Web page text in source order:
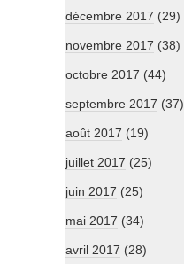
décembre 2017 (29)
novembre 2017 (38)
octobre 2017 (44)
septembre 2017 (37)
août 2017 (19)
juillet 2017 (25)
juin 2017 (25)
mai 2017 (34)
avril 2017 (28)